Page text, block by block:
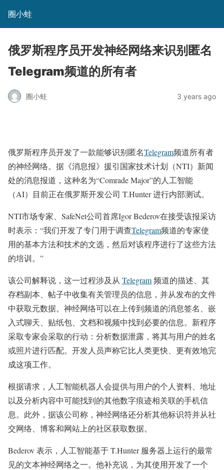
圈小蛙
俄罗斯程序员开发神经网络来识别匿名
Telegram频道的所有者
圈小蛙 3 years ago
俄罗斯程序员开发了一款能够识别匿名Telegram频道所有者
的神经网络。据《消息报》援引国家技术计划（NTI）新闻
处的消息报道，这种名为“Comrade Major”的人工智能
（AI）目前正在俄罗斯开发公司 T.Hunter 进行内部测试。
NTI市场专家、SafeNet公司首席Igor Bederov在接受该报采访
时表示：“我们开发了专门用于调查Telegram频道的专家使
用的基本方法和技术的文选，然后对该程序进行了这些方法
的培训。”
该公司解释说，这一过程涉及从 Telegram频道的描述、其
存档副本、帖子中收集有关管理员的信息，并从发布的文件
中获取元数据。神经网络可以在上传到频道的消息签名、嵌
入式聊天、贴纸包、文档和视频中找到必要的信息。新程序
采取专家会采取的行动：分析数据泄露，将其与用户的姓名
或照片进行匹配。开发人员声称它比人类更快、更有效地完
成这项工作。
根据请求，人工智能机器人会提供与用户的个人资料、地址
以及分析内容中可能找到的其他数字痕迹相关联的手机信
息。此外，据该公司称，神经网络还分析其他标识符并从社
交网络、博客和网站上的社区获取数据。
Bederov 表示，人工智能基于 T.Hunter 服务器上运行的最常
见的文本神经网络之一。他补充说，为其使用开发了一个